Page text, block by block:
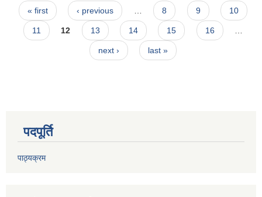
Pages
« first ‹ previous … 8 9 10
11 12 13 14 15 16 …
next › last »
पदपूर्ति
पाठ्यक्रम